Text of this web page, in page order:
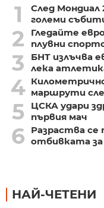
1
След Мондиал
големи
2
Гледайте
плувни
3
БНТ излъчва
лека
4 маршрути
5
ЦСКА удари
първия мач
6
Разраства
отбивката за
НАЙ-ЧЕТЕНИ